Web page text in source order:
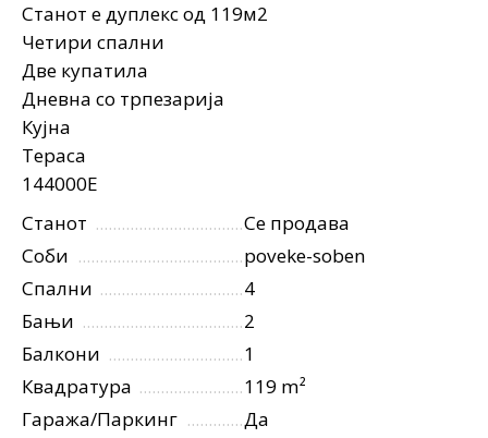
Станот е дуплекс од 119м2
Четири спални
Две купатила
Дневна со трпезарија
Кујна
Тераса
144000Е
Станот
Се продава
Соби
poveke-soben
Спални
4
Бањи
2
Балкони
1
Квадратура
119 m²
Гаража/Паркинг
Да